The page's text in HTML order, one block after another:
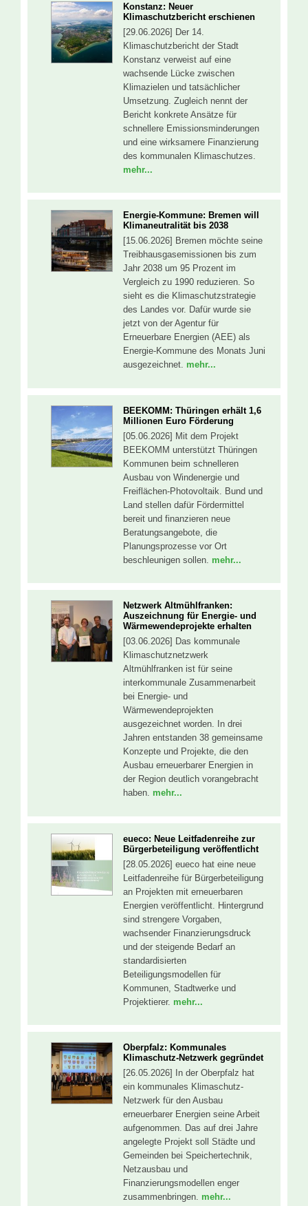
Konstanz: Neuer
Klimaschutzbericht erschienen
[29.06.2026] Der 14.
Klimaschutzbericht der Stadt
Konstanz verweist auf eine
wachsende Lücke zwischen
Klimazielen und tatsächlicher
Umsetzung. Zugleich nennt der
Bericht konkrete Ansätze für
schnellere Emissionsminderungen
und eine wirksamere Finanzierung
des kommunalen Klimaschutzes.
mehr...
Energie-Kommune: Bremen will
Klimaneutralität bis 2038
[15.06.2026] Bremen möchte seine
Treibhausgasemissionen bis zum
Jahr 2038 um 95 Prozent im
Vergleich zu 1990 reduzieren. So
sieht es die Klimaschutzstrategie
des Landes vor. Dafür wurde sie
jetzt von der Agentur für
Erneuerbare Energien (AEE) als
Energie-Kommune des Monats Juni
ausgezeichnet. mehr...
BEEKOMM: Thüringen erhält 1,6
Millionen Euro Förderung
[05.06.2026] Mit dem Projekt
BEEKOMM unterstützt Thüringen
Kommunen beim schnelleren
Ausbau von Windenergie und
Freiflächen-Photovoltaik. Bund und
Land stellen dafür Fördermittel
bereit und finanzieren neue
Beratungsangebote, die
Planungsprozesse vor Ort
beschleunigen sollen. mehr...
Netzwerk Altmühlfranken:
Auszeichnung für Energie- und
Wärmewendeprojekte erhalten
[03.06.2026] Das kommunale
Klimaschutznetzwerk
Altmühlfranken ist für seine
interkommunale Zusammenarbeit
bei Energie- und
Wärmewendeprojekten
ausgezeichnet worden. In drei
Jahren entstanden 38 gemeinsame
Konzepte und Projekte, die den
Ausbau erneuerbarer Energien in
der Region deutlich vorangebracht
haben. mehr...
eueco: Neue Leitfadenreihe zur
Bürgerbeteiligung veröffentlicht
[28.05.2026] eueco hat eine neue
Leitfadenreihe für Bürgerbeteiligung
an Projekten mit erneuerbaren
Energien veröffentlicht. Hintergrund
sind strengere Vorgaben,
wachsender Finanzierungsdruck
und der steigende Bedarf an
standardisierten
Beteiligungsmodellen für
Kommunen, Stadtwerke und
Projektierer. mehr...
Oberpfalz: Kommunales
Klimaschutz-Netzwerk gegründet
[26.05.2026] In der Oberpfalz hat
ein kommunales Klimaschutz-
Netzwerk für den Ausbau
erneuerbarer Energien seine Arbeit
aufgenommen. Das auf drei Jahre
angelegte Projekt soll Städte und
Gemeinden bei Speichertechnik,
Netzausbau und
Finanzierungsmodellen enger
zusammenbringen. mehr...